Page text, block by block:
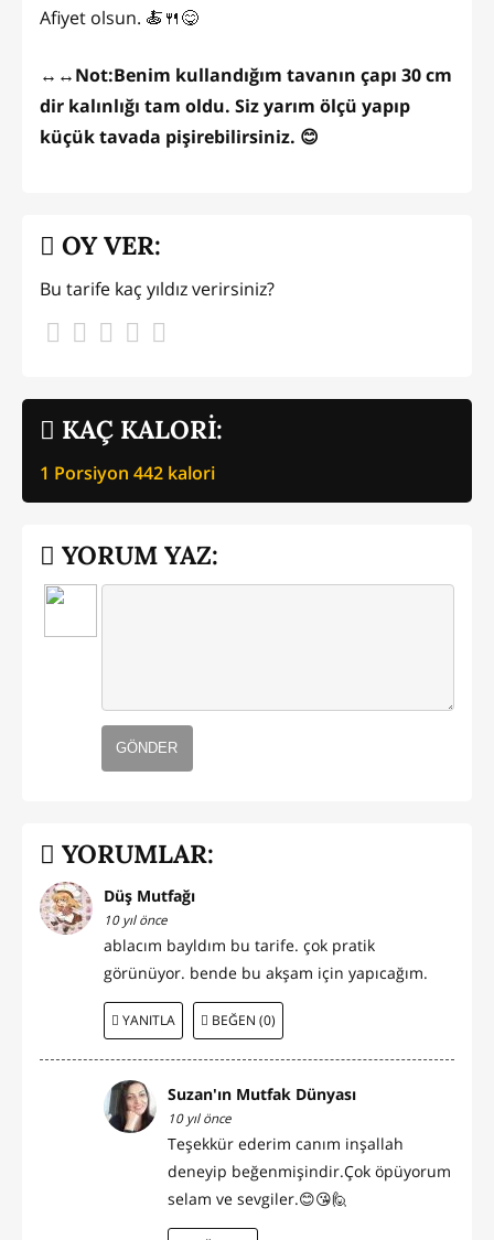
Afiyet olsun. 🍝🍴😋
↔↔Not:Benim kullandığım tavanın çapı 30 cm
dir kalınlığı tam oldu. Siz yarım ölçü yapıp
küçük tavada pişirebilirsiniz. 😊
KAÇ KALORİ:
1 Porsiyon 442 kalori
OY VER:
Bu tarife kaç yıldız verirsiniz?
YORUM YAZ:
GÖNDER
YORUMLAR:
Düş Mutfağı
10 yıl önce
ablacım bayldım bu tarife. çok pratik
görünüyor. bende bu akşam için yapıcağım.
YANITLA BEĞEN (0)
Suzan'ın Mutfak Dünyası
10 yıl önce
Teşekkür ederim canım inşallah
deneyip beğenmişindir.Çok öpüyorum
selam ve sevgiler.😊😘🙋